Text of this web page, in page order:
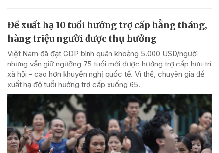
Đề xuất hạ 10 tuổi hưởng trợ cấp hằng tháng,
hàng triệu người được thụ hưởng
Việt Nam đã đạt GDP bình quân khoảng 5.000 USD/người
nhưng vẫn giữ ngưỡng 75 tuổi mới được hưởng trợ cấp hưu trí
xã hội - cao hơn khuyến nghị quốc tế. Vì thế, chuyên gia đề
xuất hạ độ tuổi hưởng trợ cấp xuống 65.